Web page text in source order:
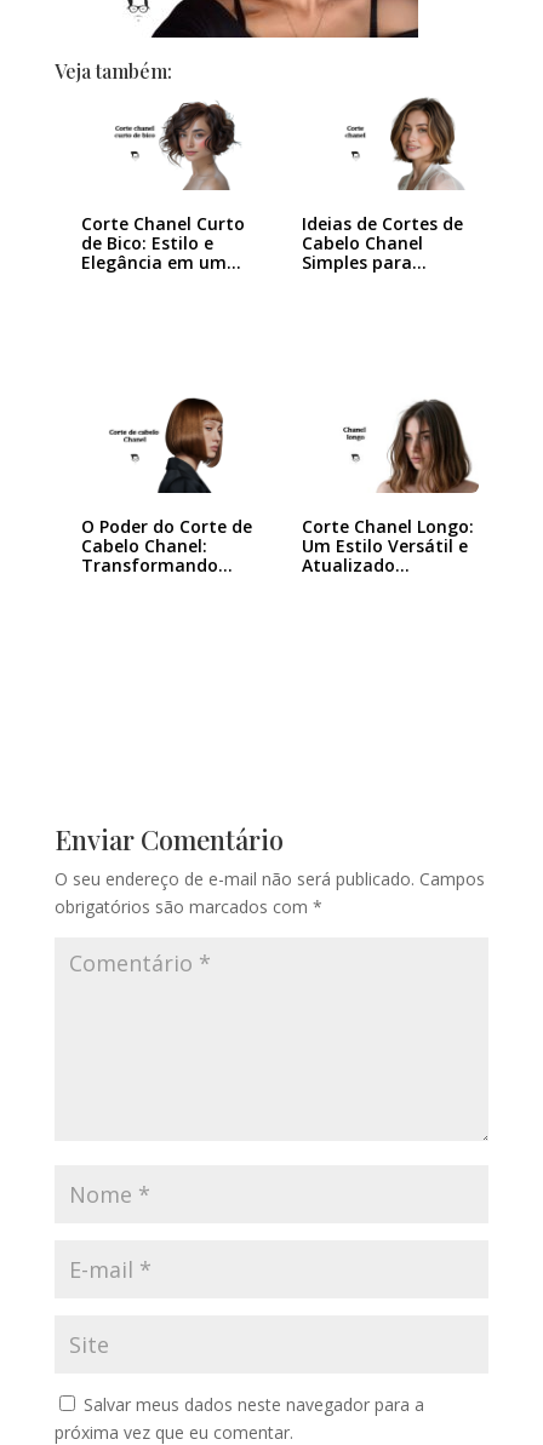
Veja também:
Corte Chanel Curto
de Bico: Estilo e
Elegância em um…
Ideias de Cortes de
Cabelo Chanel
Simples para…
O Poder do Corte de
Cabelo Chanel:
Transformando
Corte Chanel Longo:
Um Estilo Versátil e
Atualizado…
Enviar Comentário
O seu endereço de e-mail não será publicado. Campos
obrigatórios são marcados com *
Salvar meus dados neste navegador para a
próxima vez que eu comentar.